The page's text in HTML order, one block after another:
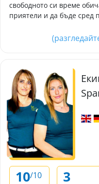
свободното си време
приятели и да бъде сред
10/10 3